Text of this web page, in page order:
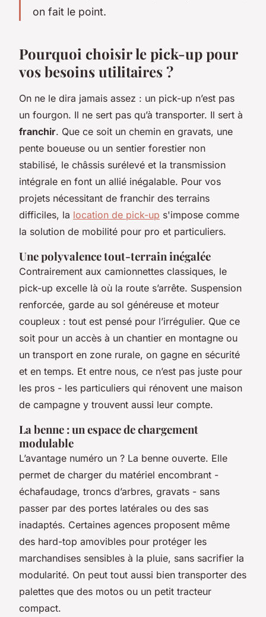
on fait le point.
Pourquoi choisir le pick-up pour
vos besoins utilitaires ?
On ne le dira jamais assez : un pick-up n’est pas
un fourgon. Il ne sert pas qu’à transporter. Il sert à
franchir. Que ce soit un chemin en gravats, une
pente boueuse ou un sentier forestier non
stabilisé, le châssis surélevé et la transmission
intégrale en font un allié inégalable. Pour vos
projets nécessitant de franchir des terrains
difficiles, la location de pick-up s'impose comme
la solution de mobilité pour pro et particuliers.
Une polyvalence tout-terrain inégalée
Contrairement aux camionnettes classiques, le
pick-up excelle là où la route s’arrête. Suspension
renforcée, garde au sol généreuse et moteur
coupleux : tout est pensé pour l’irrégulier. Que ce
soit pour un accès à un chantier en montagne ou
un transport en zone rurale, on gagne en sécurité
et en temps. Et entre nous, ce n’est pas juste pour
les pros - les particuliers qui rénovent une maison
de campagne y trouvent aussi leur compte.
La benne : un espace de chargement
modulable
L’avantage numéro un ? La benne ouverte. Elle
permet de charger du matériel encombrant -
échafaudage, troncs d’arbres, gravats - sans
passer par des portes latérales ou des sas
inadaptés. Certaines agences proposent même
des hard-top amovibles pour protéger les
marchandises sensibles à la pluie, sans sacrifier la
modularité. On peut tout aussi bien transporter des
palettes que des motos ou un petit tracteur
compact.